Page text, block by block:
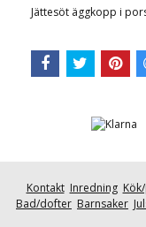
Jättesöt äggkopp i
Kontakt Inredning
Bad/dofter Barnsaker